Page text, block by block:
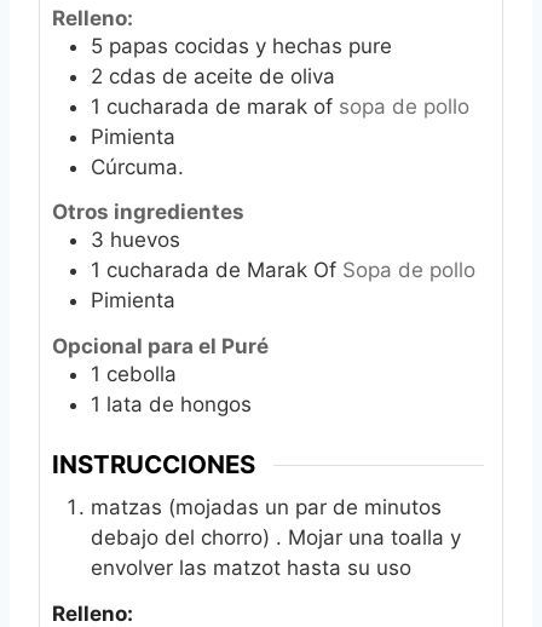
Relleno:
5 papas cocidas y hechas pure
2 cdas de aceite de oliva
1 cucharada de marak of sopa de pollo
Pimienta
Cúrcuma.
Otros ingredientes
3 huevos
1 cucharada de Marak Of Sopa de pollo
Pimienta
Opcional para el Puré
1 cebolla
1 lata de hongos
INSTRUCCIONES
matzas (mojadas un par de minutos
debajo del chorro) . Mojar una toalla y
envolver las matzot hasta su uso
Relleno: